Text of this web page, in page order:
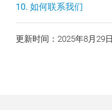
10. 如何联系我们
更新时间：2025年8月29日